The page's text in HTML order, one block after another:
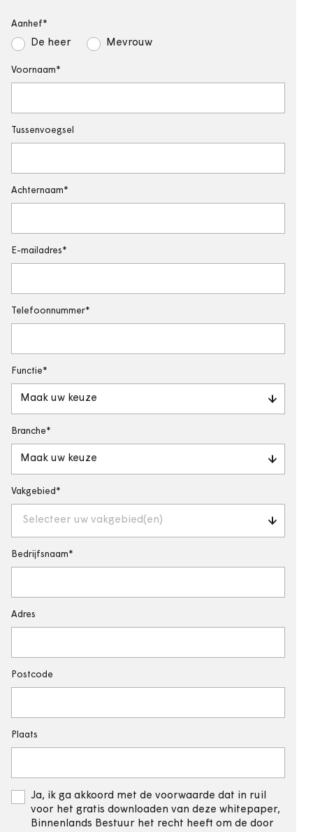
Aanhef
De heer Mevrouw
Voornaam
Tussenvoegsel
Achternaam
E-mailadres
Telefoonnummer
Functie
Maak uw keuze
Branche
Maak uw keuze
Vakgebied
Selecteer uw vakgebied(en)
Bedrijfsnaam
Adres
Postcode
Plaats
Ja, ik ga akkoord met de voorwaarde dat in ruil
voor het gratis downloaden van deze whitepaper,
Binnenlands Bestuur het recht heeft om de door